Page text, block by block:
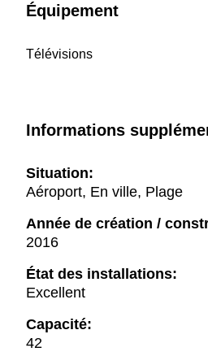
Équipement
Télévisions
Informations
Situation:
Aéroport, En ville, Plage
Année de création /
2016
État des installations:
Excellent
Capacité:
42